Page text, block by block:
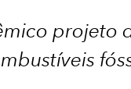
projeto